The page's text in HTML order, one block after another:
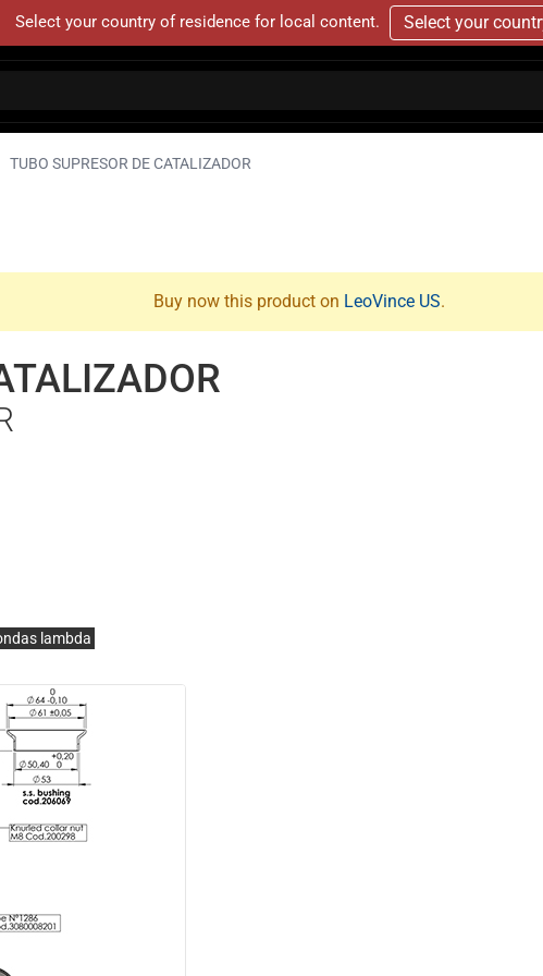
Select your country of residence for local content. Select your
TUBO SUPRESOR DE CATALIZADOR
Buy now this product on LeoVince US.
lambda